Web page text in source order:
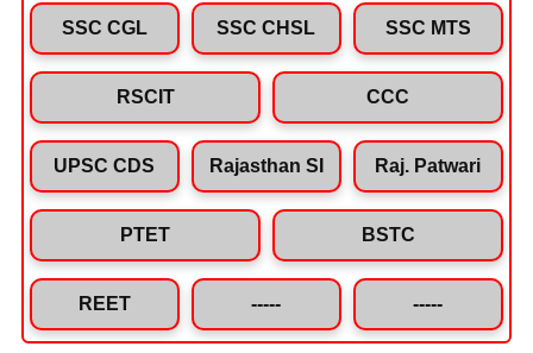
SSC CGL SSC CHSL SSC MTS
RSCIT CCC
UPSC CDS Rajasthan SI Raj. Patwari
PTET BSTC
REET ----- -----